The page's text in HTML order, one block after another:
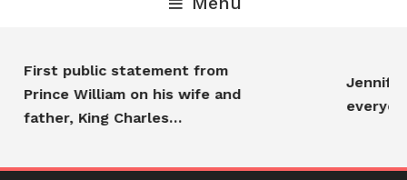
First public statement from
Prince William on his wife and
father, King Charles…
Jennifer
everyone…